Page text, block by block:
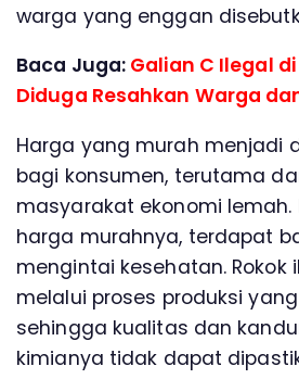
warga yang enggan
Baca Juga: Galian C Ilegal
Diduga Resahkan Warga
Harga yang murah menjadi
bagi konsumen, terutama
masyarakat ekonomi lemah.
harga murahnya, terdapat
mengintai kesehatan. Rokok
melalui proses produksi
sehingga kualitas dan
kimianya tidak dapat